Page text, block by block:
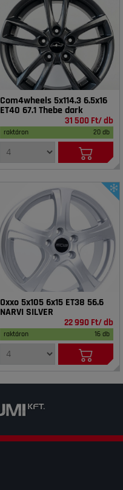
Com4wheels 5x114.3 6.5x16
ET40 67.1 Thebe dark
31 500 Ft/ db
raktáron 20 db
Oxxo 5x105 6x15 ET38 56.6
NARVI SILVER
22 990 Ft/ db
raktáron 16 db